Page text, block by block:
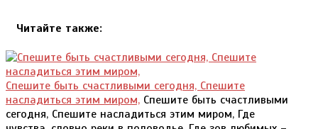
Читайте также:
Спешите быть счастливыми сегодня, Спешите
насладиться этим миром, Спешите быть счастливыми
сегодня, Спешите насладиться этим миром, Где